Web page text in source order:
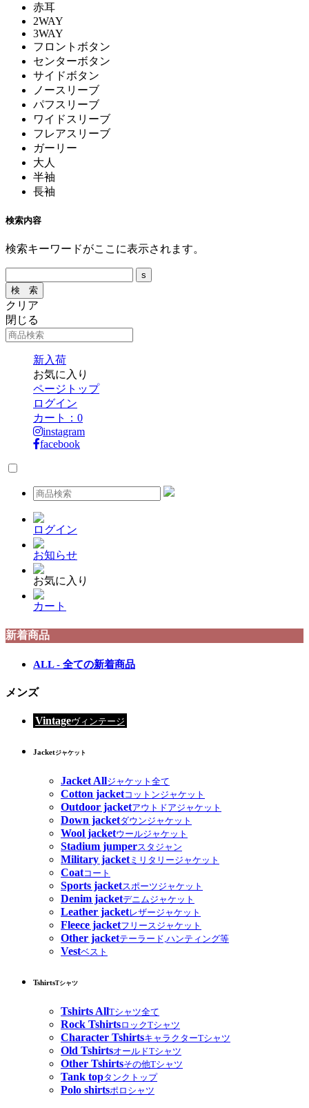
赤耳
2WAY
3WAY
フロントボタン
センターボタン
サイドボタン
ノースリーブ
パフスリーブ
ワイドスリーブ
フレアスリーブ
ガーリー
大人
半袖
長袖
検索内容
検索キーワードがここに表示されます。
クリア
閉じる
新入荷
お気に入り
ページトップ
ログイン
カート： 0
instagram
facebook
ログイン
お知らせ
お気に入り
カート
新着商品
ALL - 全ての新着商品
メンズ
Vintageヴィンテージ
Jacketジャケット
Jacket Allジャケット全て
Cotton jacketコットンジャケット
Outdoor jacketアウトドアジャケット
Down jacketダウンジャケット
Wool jacketウールジャケット
Stadium jumperスタジャン
Military jacketミリタリージャケット
Coatコート
Sports jacketスポーツジャケット
Denim jacketデニムジャケット
Leather jacketレザージャケット
Fleece jacketフリースジャケット
Other jacketテーラード,ハンティング等
Vestベスト
TshirtsTシャツ
Tshirts AllTシャツ全て
Rock TshirtsロックTシャツ
Character TshirtsキャラクターTシャツ
Old TshirtsオールドTシャツ
Other Tshirtsその他Tシャツ
Tank topタンクトップ
Polo shirtsポロシャツ